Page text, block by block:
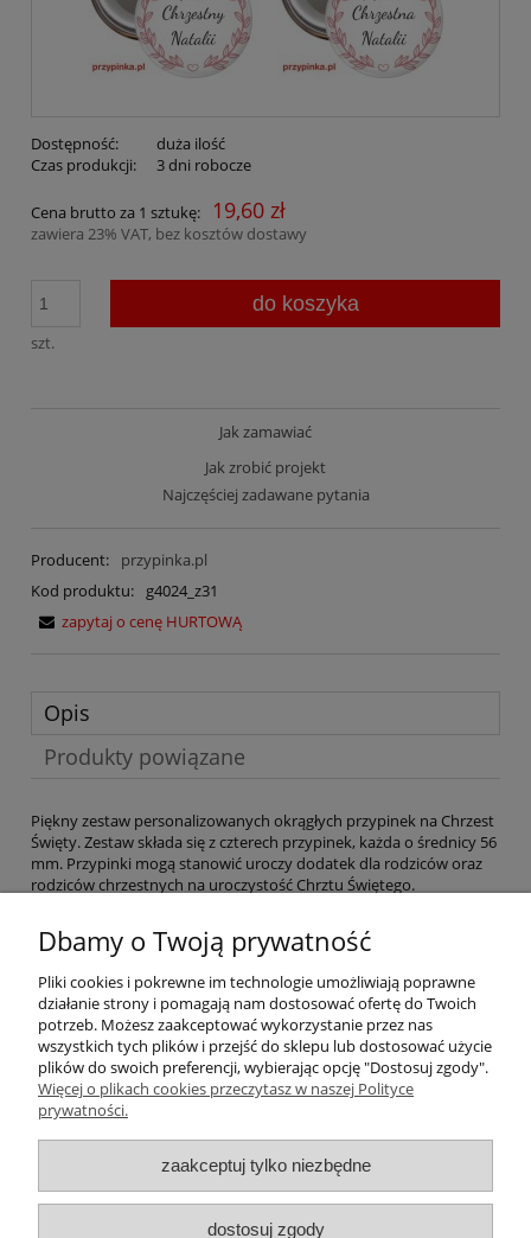
Dostępność:
duża ilość
Czas produkcji:
3 dni robocze
Cena brutto za 1 sztukę: 19,60 zł
zawiera 23% VAT, bez kosztów dostawy
szt.
do koszyka
Jak zamawiać
Jak zrobić projekt
Najczęściej zadawane pytania
Producent:
przypinka.pl
Kod produktu:
g4024_z31
zapytaj o cenę HURTOWĄ
Opis
Produkty powiązane
Piękny zestaw personalizowanych okrągłych przypinek na Chrzest
Święty. Zestaw składa się z czterech przypinek, każda o średnicy 56
mm. Przypinki mogą stanowić uroczy dodatek dla rodziców oraz
rodziców chrzestnych na uroczystość Chrztu Świętego.
elementy ozdobne w formie listków w różowym kolorze. Na
środku każdej przypinki widnieje odpowiedni napis: tata/mama
Przypinki doskonale będą uzupełniały się z białymi kotylionami.
Podczas zamówienia prosimy podać imię dziecka w polu ''uwagi''.
Pomoc
Płatności i dostawa
Dbamy o Twoją prywatność
Pliki cookies i pokrewne im technologie umożliwiają poprawne
działanie strony i pomagają nam dostosować ofertę do Twoich
potrzeb. Możesz zaakceptować wykorzystanie przez nas
wszystkich tych plików i przejść do sklepu lub dostosować użycie
plików do swoich preferencji, wybierając opcję "Dostosuj zgody".
Więcej o plikach cookies przeczytasz w naszej Polityce
prywatności.
zaakceptuj tylko niezbędne
dostosuj zgody